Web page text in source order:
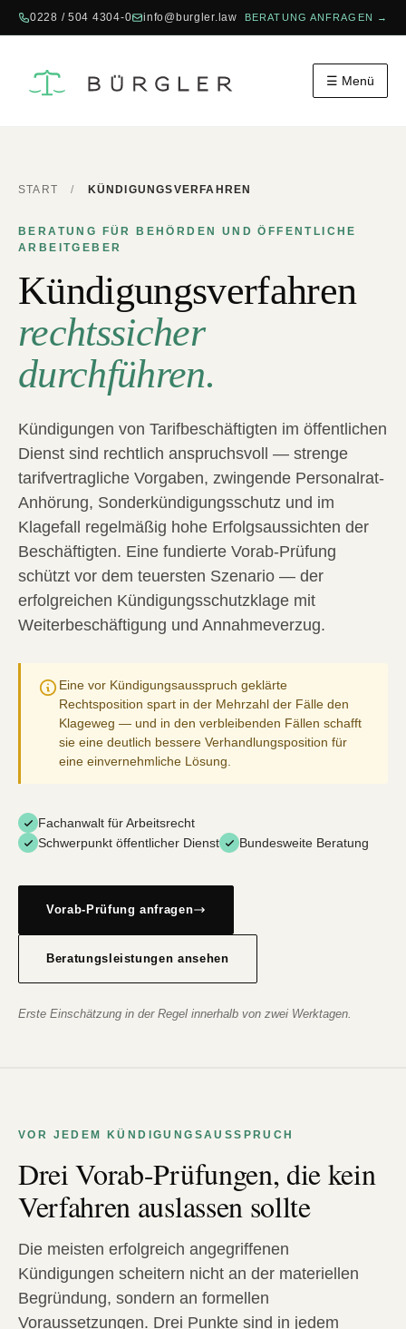
0228 / 504 4304-0 info@burgler.law BERATUNG ANFRAGEN →
☰ Menü
START / KÜNDIGUNGSVERFAHREN
BERATUNG FÜR BEHÖRDEN UND ÖFFENTLICHE
ARBEITGEBER
Kündigungsverfahren
rechtssicher
durchführen.
Kündigungen von Tarifbeschäftigten im öffentlichen
Dienst sind rechtlich anspruchsvoll — strenge
tarifvertragliche Vorgaben, zwingende Personalrat-
Anhörung, Sonderkündigungsschutz und im
Klagefall regelmäßig hohe Erfolgsaussichten der
Beschäftigten. Eine fundierte Vorab-Prüfung
schützt vor dem teuersten Szenario — der
erfolgreichen Kündigungsschutzklage mit
Weiterbeschäftigung und Annahmeverzug.
Eine vor Kündigungsausspruch geklärte
Rechtsposition spart in der Mehrzahl der Fälle den
Klageweg — und in den verbleibenden Fällen schafft
sie eine deutlich bessere Verhandlungsposition für
eine einvernehmliche Lösung.
Fachanwalt für Arbeitsrecht
Schwerpunkt öffentlicher Dienst
Bundesweite Beratung
Vorab-Prüfung anfragen
Beratungsleistungen ansehen
Erste Einschätzung in der Regel innerhalb von zwei Werktagen.
VOR JEDEM KÜNDIGUNGSAUSSPRUCH
Drei Vorab-Prüfungen, die kein
Verfahren auslassen sollte
Die meisten erfolgreich angegriffenen
Kündigungen scheitern nicht an der materiellen
Begründung, sondern an formellen
Voraussetzungen. Drei Punkte sind in jedem